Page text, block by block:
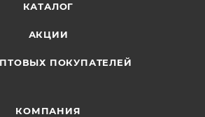
КАТАЛОГ
АКЦИИ
ПОКУПАТЕЛЕЙ
КОМПАНИЯ